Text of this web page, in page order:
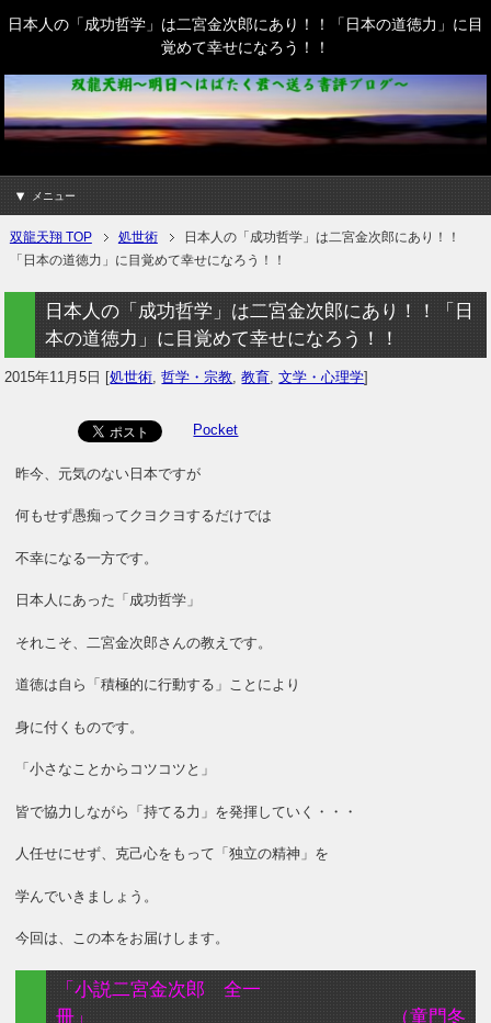
日本人の「成功哲学」は二宮金次郎にあり！！「日本の道徳力」に目
覚めて幸せになろう！！
メニュー
双龍天翔 TOP 処世術
日本人の「成功哲学」は二宮金次郎にあり！！
「日本の道徳力」に目覚めて幸せになろう！！
日本人の「成功哲学」は二宮金次郎にあり！！「日
本の道徳力」に目覚めて幸せになろう！！
2015年11月5日 [処世術,哲学・宗教,教育,文学・心理学]
Pocket
昨今、元気のない日本ですが
何もせず愚痴ってクヨクヨするだけでは
不幸になる一方です。
日本人にあった「成功哲学」
それこそ、二宮金次郎さんの教えです。
道徳は自ら「積極的に行動する」ことにより
身に付くものです。
「小さなことからコツコツと」
皆で協力しながら「持てる力」を発揮していく・・・
人任せにせず、克己心をもって「独立の精神」を
学んでいきましょう。
今回は、この本をお届けします。
「小説二宮金次郎 全一
冊」 （童門冬